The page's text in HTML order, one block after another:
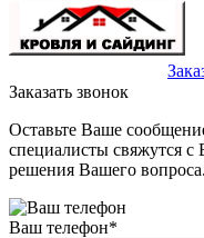
Заказать звонок
Оставьте Ваше
специалисты свяжутся
решения Вашего вопроса.
Ваш телефон*